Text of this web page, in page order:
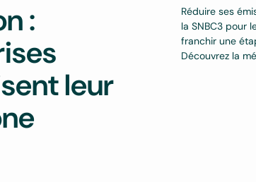
:
leur
Réduire ses
la SNBC3 pour
franchir une
Découvrez la